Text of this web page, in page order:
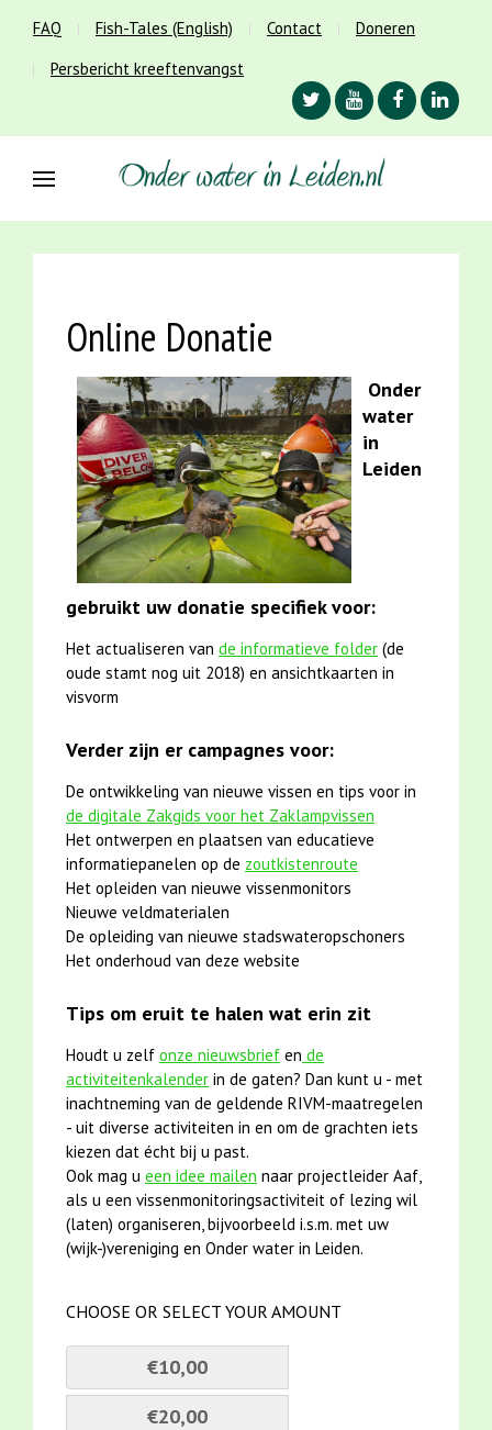
FAQ Fish-Tales (English) Contact
Doneren
Persbericht kreeftenvangst
Online Donatie
Onder
water
in
Leiden
gebruikt uw donatie specifiek voor:
Het actualiseren van de informatieve folder (de
oude stamt nog uit 2018) en ansichtkaarten in
visvorm
Verder zijn er campagnes voor:
De ontwikkeling van nieuwe vissen en tips voor in
de digitale Zakgids voor het Zaklampvissen
Het ontwerpen en plaatsen van educatieve
informatiepanelen op de zoutkistenroute
Het opleiden van nieuwe vissenmonitors
Nieuwe veldmaterialen
De opleiding van nieuwe stadswateropschoners
Het onderhoud van deze website
Tips om eruit te halen wat erin zit
Houdt u zelf onze nieuwsbrief en de
activiteitenkalender in de gaten? Dan kunt u - met
inachtneming van de geldende RIVM-maatregelen
- uit diverse activiteiten in en om de grachten iets
kiezen dat écht bij u past.
Ook mag u een idee mailen naar projectleider Aaf,
als u een vissenmonitoringsactiviteit of lezing wil
(laten) organiseren, bijvoorbeeld i.s.m. met uw
(wijk-)vereniging en Onder water in Leiden.
CHOOSE OR SELECT YOUR AMOUNT
€10,00
€20,00